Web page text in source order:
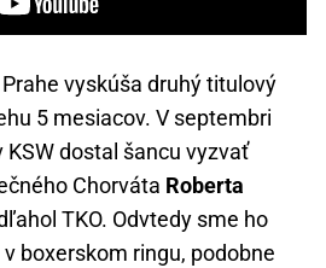
Prahe vyskúša druhý titulový
5 mesiacov. V septembri
dostal šancu vyzvať
Chorváta Roberta
TKO. Odvtedy sme ho
boxerskom ringu, podobne